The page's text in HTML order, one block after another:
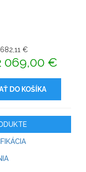
€
069,00 €
DO KOŠÍKA